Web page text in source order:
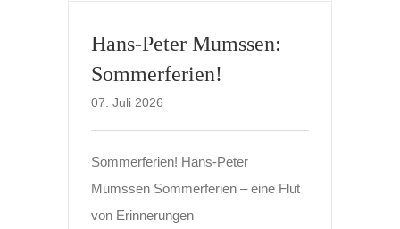
Hans-Peter Mumssen:
Sommerferien!
07. Juli 2026
Sommerferien! Hans-Peter
Mumssen Sommerferien – eine Flut
von Erinnerungen